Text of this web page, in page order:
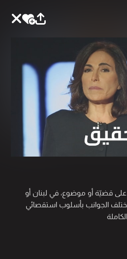
قضيّة أو موضوع، في لبنان أو
الجوانب بأسلوب استقصائي